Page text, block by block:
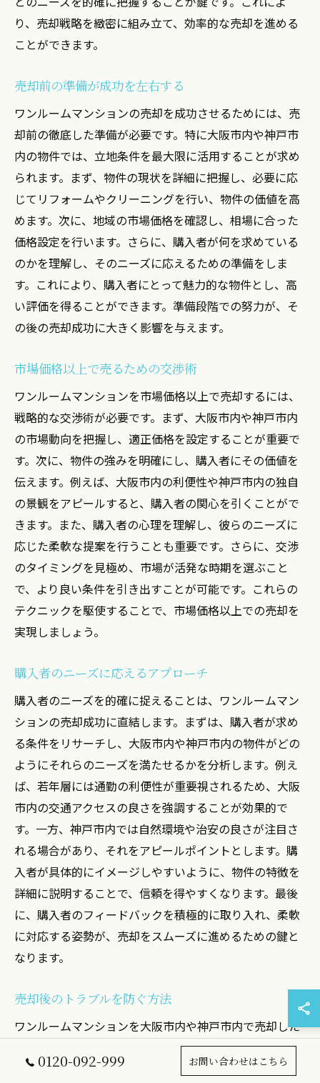
り、売却戦略を緻密に組み立て、効率的な売却を進める
ことができます。
売却前の準備が成功を左右する
ワンルームマンションの売却を成功させるためには、売
却前の徹底した準備が必要です。特に大阪市内や神戸市
内の物件では、立地条件を最大限に活用することが求め
られます。まず、物件の現状を詳細に把握し、必要に応
じてリフォームやクリーニングを行い、物件の価値を高
めます。次に、地域の市場価格を確認し、相場に合った
価格設定を行います。さらに、購入者が何を求めている
のかを理解し、そのニーズに応えるための準備をしま
す。これにより、購入者にとって魅力的な物件とし、高
い評価を得ることができます。準備段階での努力が、そ
の後の売却成功に大きく影響を与えます。
市場価格以上で売るための交渉術
ワンルームマンションを市場価格以上で売却するには、
戦略的な交渉術が必要です。まず、大阪市内や神戸市内
の市場動向を把握し、適正価格を設定することが重要で
す。次に、物件の強みを明確にし、購入者にその価値を
伝えます。例えば、大阪市内の利便性や神戸市内の独自
の景観をアピールすると、購入者の関心を引くことがで
きます。また、購入者の心理を理解し、彼らのニーズに
応じた柔軟な提案を行うことも重要です。さらに、交渉
のタイミングを見極め、市場が活発な時期を選ぶこと
で、より良い条件を引き出すことが可能です。これらの
テクニックを駆使することで、市場価格以上での売却を
実現しましょう。
購入者のニーズに応えるアプローチ
購入者のニーズを的確に捉えることは、ワンルームマン
ションの売却成功に直結します。まずは、購入者が求め
る条件をリサーチし、大阪市内や神戸市内の物件がどの
ようにそれらのニーズを満たせるかを分析します。例え
ば、若年層には通勤の利便性が重要視されるため、大阪
市内の交通アクセスの良さを強調することが効果的で
す。一方、神戸市内では自然環境や治安の良さが注目さ
れる場合があり、それをアピールポイントとします。購
入者が具体的にイメージしやすいように、物件の特徴を
詳細に説明することで、信頼を得やすくなります。最後
に、購入者のフィードバックを積極的に取り入れ、柔軟
に対応する姿勢が、売却をスムーズに進めるための鍵と
なります。
売却後のトラブルを防ぐ方法
ワンルームマンションを大阪市内や神戸市内で売却した
後、トラブルを未然に防ぐためには、いくつかの重要な
ステップがあります。まず、売却契約書の内容をしっか
0120-092-999 お問い合わせはこちら